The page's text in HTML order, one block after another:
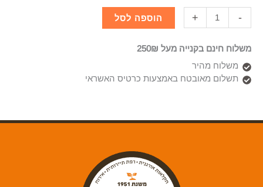
-
+ הוספה לסל
משלוח חינם בקנייה מעל 250₪
משלוח מהיר
תשלום מאובטח באמצעות כרטיס האשראי